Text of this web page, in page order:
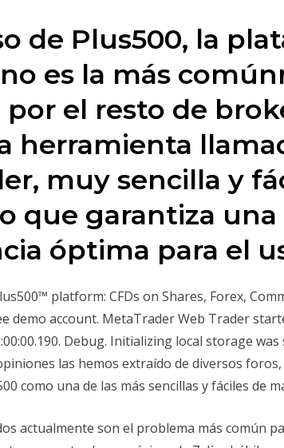
de Plus500, la
es la más
el resto de
herramienta
muy sencilla y
que garantiza una
óptima para el
platform: CFDs on Shares, Forex,
demo account. MetaTrader Web Trader
Debug. Initializing local storage was
las hemos extraído de diversos
como una de las más sencillas y fáciles de
actualmente son el problema más común